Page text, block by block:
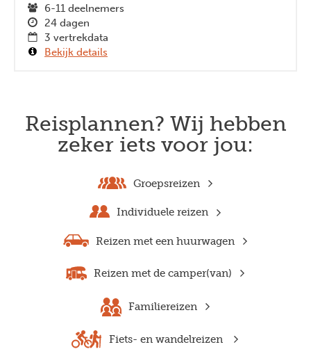
6-11 deelnemers
24 dagen
3 vertrekdata
Bekijk details
Reisplannen? Wij hebben
zeker iets voor jou:
Groepsreizen
Individuele reizen
Reizen met een huurwagen
Reizen met de camper(van)
Familiereizen
Fiets- en wandelreizen